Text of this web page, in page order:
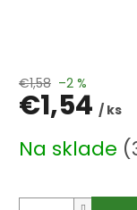
€1,58 –2 %
€1,54 / ks
cena:
Na sklade